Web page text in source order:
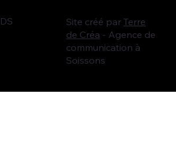
Site créé parTerre
de Créa - Agence de
communication à
Soissons